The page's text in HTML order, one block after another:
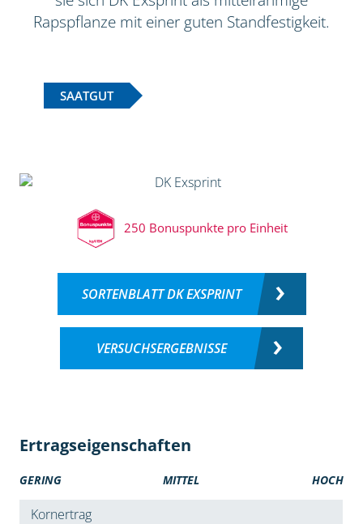
Rapspflanze mit einer guten Standfestigkeit.
SAATGUT
250 Bonuspunkte pro Einheit
SORTENBLATT DK EXSPRINT
VERSUCHSERGEBNISSE
Ertragseigenschaften
GERING MITTEL HOCH
Kornertrag